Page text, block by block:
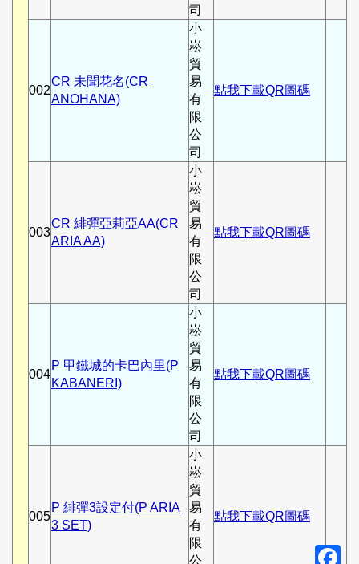
司
002
CR 未聞花名(CR
ANOHANA)
小
崧
貿
易
有
限
公
司
點我下載QR圖碼
003
CR 緋彈亞莉亞AA(CR
ARIA AA)
小
崧
貿
易
有
限
公
司
點我下載QR圖碼
004
P 甲鐵城的卡巴內里(P
KABANERI)
小
崧
貿
易
有
限
公
司
點我下載QR圖碼
005
P 緋彈3設定付(P ARIA
3 SET)
小
崧
貿
易
有
限
公
點我下載QR圖碼